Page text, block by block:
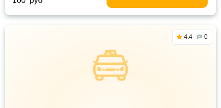
4.4 0